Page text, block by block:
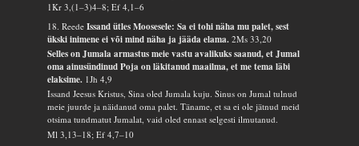
1Kr 3,(1–3)4–8; Ef 4,1–6
18. ReedeIssand ütles Moosesele: Sa ei tohi näha mu palet, sest
ükski inimene ei või mind näha ja jääda elama.2Ms 33,20
Selles on Jumala armastus meie vastu avalikuks saanud, et Jumal
oma ainusündinud Poja on läkitanud maailma, et me tema läbi
elaksime. 1Jh 4,9
Issand Jeesus Kristus, Sina oled Jumala kuju. Sinus on Jumal tulnud
meie juurde ja näidanud oma palet. Täname, et sa ei ole jätnud meid
otsima tundmatut Jumalat, vaid oled ennast selgesti ilmutanud.
Ml 3,13–18; Ef 4,7–10